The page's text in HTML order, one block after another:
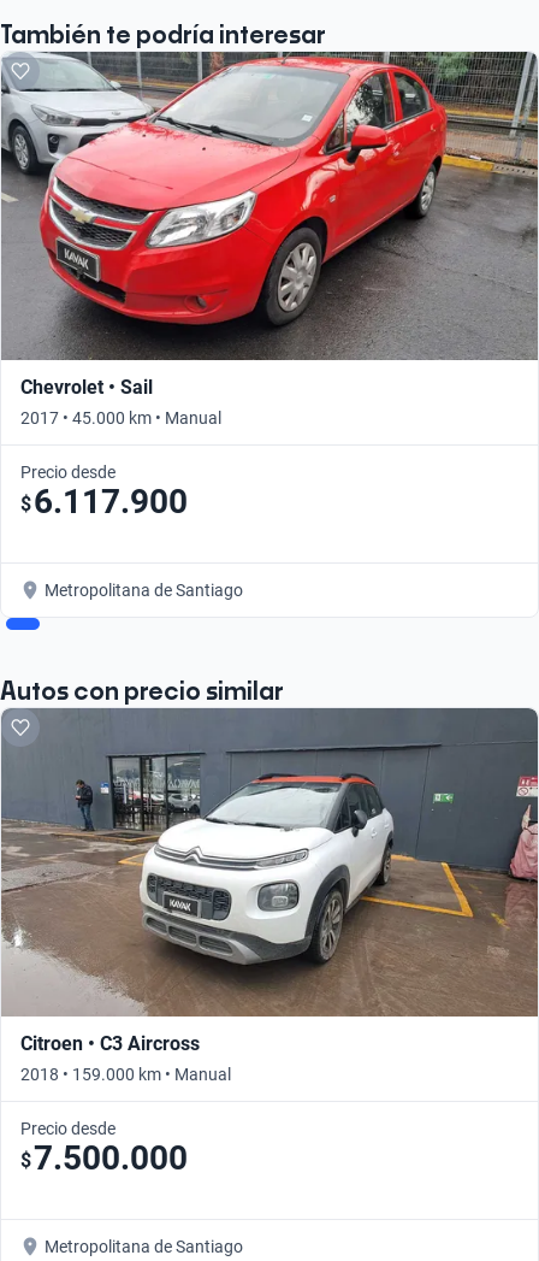
También te podría interesar
Chevrolet • Sail
2017 • 45.000 km • Manual
Precio desde
$6.117.900
Metropolitana de Santiago
Autos con precio similar
Citroen • C3 Aircross
2018 • 159.000 km • Manual
Precio desde
$7.500.000
Metropolitana de Santiago